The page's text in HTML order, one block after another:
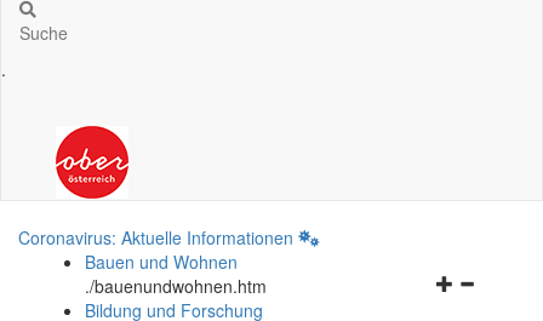
Suche
.
Coronavirus: Aktuelle Informationen
Bauen und Wohnen
./bauenundwohnen.htm
Bildung und Forschung